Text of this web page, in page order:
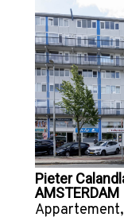
Pieter
AMSTERDAM
Appartement,